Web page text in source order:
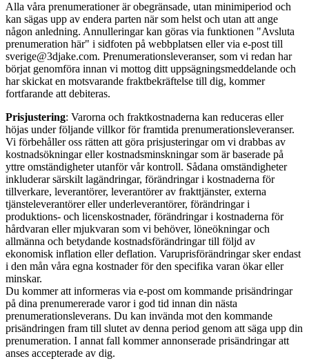
Alla våra prenumerationer är obegränsade, utan minimiperiod och
kan sägas upp av endera parten när som helst och utan att ange
någon anledning. Annulleringar kan göras via funktionen "Avsluta
prenumeration här" i sidfoten på webbplatsen eller via e-post till
sverige@3djake.com. Prenumerationsleveranser, som vi redan har
börjat genomföra innan vi mottog ditt uppsägningsmeddelande och
har skickat en motsvarande fraktbekräftelse till dig, kommer
fortfarande att debiteras.
Prisjustering: Varorna och fraktkostnaderna kan reduceras eller
höjas under följande villkor för framtida prenumerationsleveranser.
Vi förbehåller oss rätten att göra prisjusteringar om vi drabbas av
kostnadsökningar eller kostnadsminskningar som är baserade på
yttre omständigheter utanför vår kontroll. Sådana omständigheter
inkluderar särskilt lagändringar, förändringar i kostnaderna för
tillverkare, leverantörer, leverantörer av frakttjänster, externa
tjänsteleverantörer eller underleverantörer, förändringar i
produktions- och licenskostnader, förändringar i kostnaderna för
hårdvaran eller mjukvaran som vi behöver, löneökningar och
allmänna och betydande kostnadsförändringar till följd av
ekonomisk inflation eller deflation. Varuprisförändringar sker endast
i den mån våra egna kostnader för den specifika varan ökar eller
minskar.
Du kommer att informeras via e-post om kommande prisändringar
på dina prenumererade varor i god tid innan din nästa
prenumerationsleverans. Du kan invända mot den kommande
prisändringen fram till slutet av denna period genom att säga upp din
prenumeration. I annat fall kommer annonserade prisändringar att
anses accepterade av dig.